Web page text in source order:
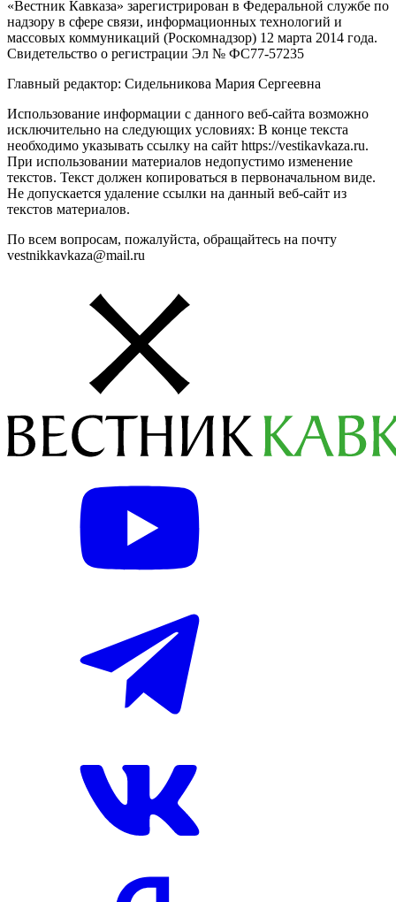
«Вестник Кавказа» зарегистрирован в Федеральной службе по
надзору в сфере связи, информационных технологий и
массовых коммуникаций (Роскомнадзор) 12 марта 2014 года.
Свидетельство о регистрации Эл № ФС77-57235
Главный редактор: Сидельникова Мария Сергеевна
Использование информации с данного веб-сайта возможно
исключительно на следующих условиях: В конце текста
необходимо указывать ссылку на сайт https://vestikavkaza.ru.
При использовании материалов недопустимо изменение
текстов. Текст должен копироваться в первоначальном виде.
Не допускается удаление ссылки на данный веб-сайт из
текстов материалов.
По всем вопросам, пожалуйста, обращайтесь на почту
vestnikkavkaza@mail.ru